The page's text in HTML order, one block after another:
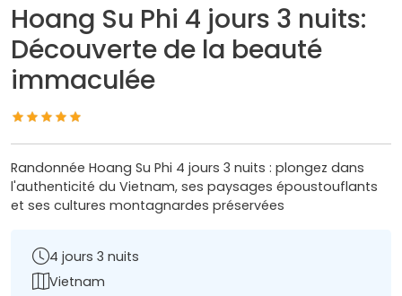
Hoang Su Phi 4 jours 3 nuits:
Découverte de la beauté
immaculée
Randonnée Hoang Su Phi 4 jours 3 nuits : plongez dans
l'authenticité du Vietnam, ses paysages époustouflants
et ses cultures montagnardes préservées
4 jours 3 nuits
Vietnam